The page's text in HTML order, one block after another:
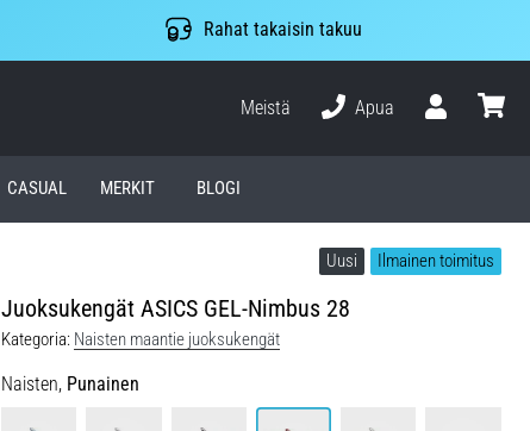
Rahat takaisin takuu
Meistä
Apua
CASUAL MERKIT BLOGI
Uusi Ilmainen toimitus
Juoksukengät ASICS GEL-Nimbus 28
Kategoria: Naisten maantie juoksukengät
Naisten, Punainen